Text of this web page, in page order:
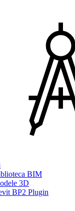
BIM
3D
BP2 Plugin